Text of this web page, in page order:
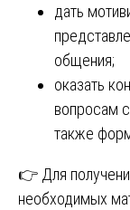
дать
общения;
оказать
вопросам
также
👉 Для
необходимых